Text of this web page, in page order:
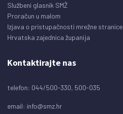
Službeni glasnik SMŽ
Proračun u malom
Izjava o pristupačnosti mrežne stranice
Hrvatska zajednica županija
Kontaktirajte nas
telefon: 044/500-330, 500-035
email: info@smz.hr